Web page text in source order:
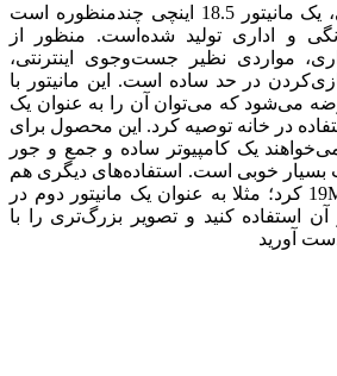
مانیتور 19M38A ال جی، یک مانیتور 18.5 اینچی چندمنظوره است
و اداری تولید شده‌است. منظور از
مواردی نظیر جست‌وجوی اینترنتی،
در حد ساده است. این مانیتور با
می‌شود که می‌توان آن را به عنوان یک
در خانه توصیه کرد. این محصول برای
یک کامپیوتر ساده و جمع و جور
بسیار خوبی است. استفاده‌های دیگری هم
می‌توان از مانیتور 19M38A کرد؛ مثلا به عنوان یک مانیتور دوم در
آن استفاده کنید و تصویر بزرگ‌تری را با
آورید